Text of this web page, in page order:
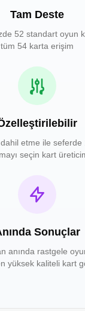
Tam Deste
52 standart oyun
tüm 54 karta erişim
etme ile seferde
seçin kart
Sonuçlar
anında rastgele
yüksek kaliteli kart